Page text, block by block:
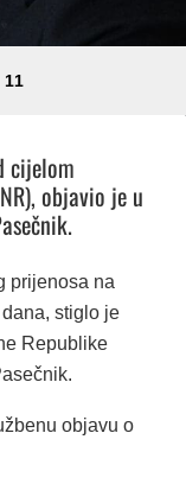
11
cijelom
objavio je u
prijenosa na
stiglo je
Republike
objavu o